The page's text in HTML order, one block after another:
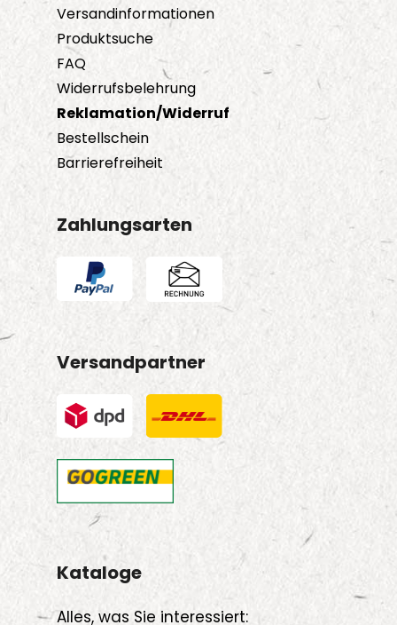
Versandinformationen
Produktsuche
FAQ
Widerrufsbelehrung
Reklamation/Widerruf
Bestellschein
Barrierefreiheit
Zahlungsarten
Versandpartner
Kataloge
Alles, was Sie interessiert: